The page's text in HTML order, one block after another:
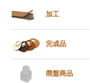
加工
完成品
廃盤商品